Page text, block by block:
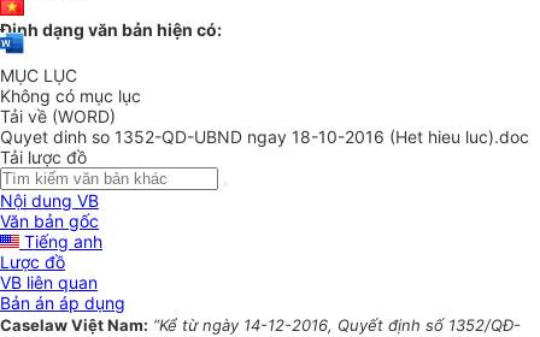
Định dạng văn bản hiện có:
MỤC LỤC
Không có mục lục
Tải về (WORD)
Quyet dinh so 1352-QD-UBND ngay 18-10-2016 (Het hieu luc).doc
Tải lược đồ
Nội dung VB
Văn bản gốc
Tiếng anh
Lược đồ
VB liên quan
Bản án áp dụng
Caselaw Việt Nam: “Kể từ ngày 14-12-2016, Quyết định số 1352/QĐ-